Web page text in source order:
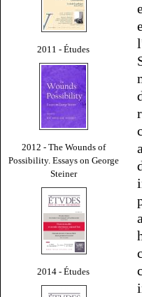
2011 - Études
2012 - The Wounds of
Possibility. Essays on George
Steiner
2014 - Études